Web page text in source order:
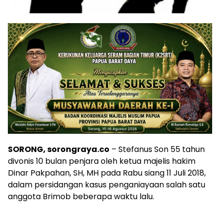
SORONG, sorongraya.co – Stefanus Son 55 tahun
divonis 10 bulan penjara oleh ketua majelis hakim
Dinar Pakpahan, SH, MH pada Rabu siang 11 Juli 2018,
dalam persidangan kasus penganiayaan salah satu
anggota Brimob beberapa waktu lalu.